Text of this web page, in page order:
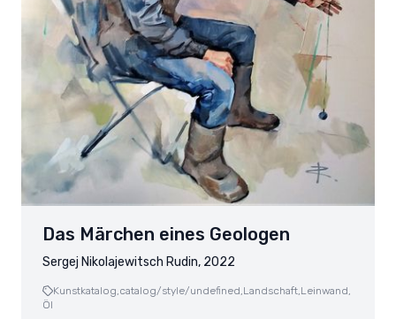
Das Märchen eines Geologen
Sergej Nikolajewitsch Rudin, 2022
Kunstkatalog, catalog/style/undefined, Landschaft, Leinwand,
Öl